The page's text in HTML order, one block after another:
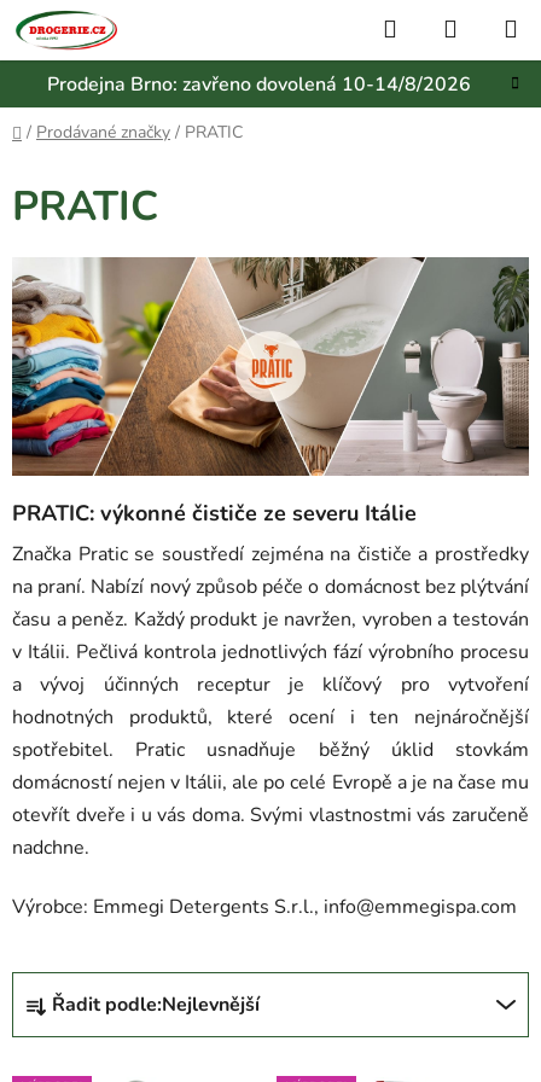
Přejít
na
obsah
Prodejna Brno: zavřeno dovolená 10-14/8/2026
Hledat
KOŠÍK
Domů
/ Prodávané značky / PRATIC
PRATIC
PRATIC: výkonné čističe ze severu Itálie
Značka Pratic se soustředí zejména na čističe a prostředky
na praní. Nabízí nový způsob péče o domácnost bez plýtvání
času a peněz. Každý produkt je navržen, vyroben a testován
v Itálii. Pečlivá kontrola jednotlivých fází výrobního procesu
a vývoj účinných receptur je klíčový pro vytvoření
hodnotných produktů, které ocení i ten nejnáročnější
spotřebitel. Pratic usnadňuje běžný úklid stovkám
domácností nejen v Itálii, ale po celé Evropě a je na čase mu
otevřít dveře i u vás doma. Svými vlastnostmi vás zaručeně
nadchne.
Výrobce: Emmegi Detergents S.r.l., info@emmegispa.com
z
Řadit podle:Nejlevnější